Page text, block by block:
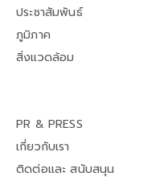
ประชาสัมพันธ์
ภูมิภาค
สิ่งแวดล้อม
PR & PRESS
เกี่ยวกับเรา
ติดต่อและ สนับสนุน